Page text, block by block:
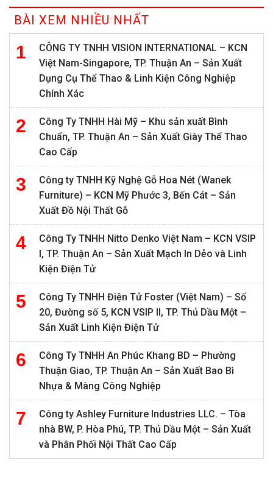
BÀI XEM NHIỀU NHẤT
CÔNG TY TNHH VISION INTERNATIONAL – KCN
Việt Nam-Singapore, TP. Thuận An – Sản Xuất
Dụng Cụ Thể Thao & Linh Kiện Công Nghiệp
Chính Xác
Công Ty TNHH Hài Mỹ – Khu sản xuất Bình
Chuẩn, TP. Thuận An – Sản Xuất Giày Thể Thao
Cao Cấp
Công ty TNHH Kỹ Nghệ Gỗ Hoa Nét (Wanek
Furniture) – KCN Mỹ Phước 3, Bến Cát – Sản
Xuất Đồ Nội Thất Gỗ
Công Ty TNHH Nitto Denko Việt Nam – KCN VSIP
I, TP. Thuận An – Sản Xuất Mạch In Dẻo và Linh
Kiện Điện Tử
Công Ty TNHH Điện Tử Foster (Việt Nam) – Số
20, Đường số 5, KCN VSIP II, TP. Thủ Dầu Một –
Sản Xuất Linh Kiện Điện Tử
Công Ty TNHH An Phúc Khang BD – Phường
Thuận Giao, TP. Thuận An – Sản Xuất Bao Bì
Nhựa & Màng Công Nghiệp
Công ty Ashley Furniture Industries LLC. – Tòa
nhà BW, P. Hòa Phú, TP. Thủ Dầu Một – Sản Xuất
và Phân Phối Nội Thất Cao Cấp